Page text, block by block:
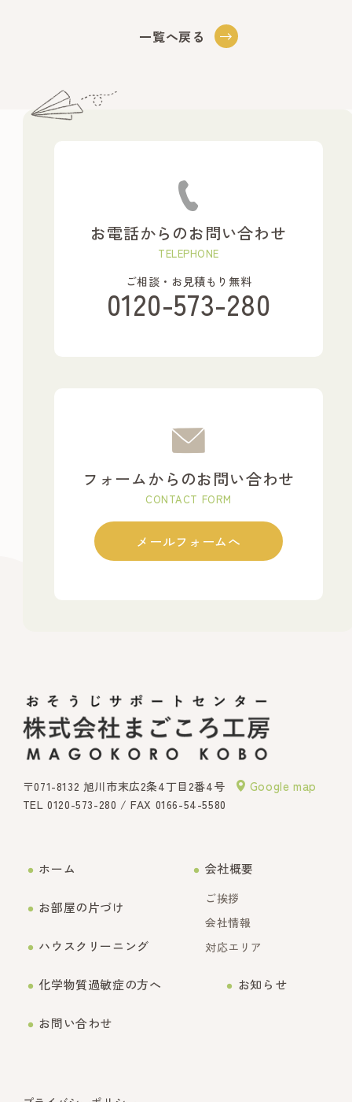
一覧へ戻る
お電話からのお問い合わせ
TELEPHONE
ご相談・お見積もり無料
0120-573-280
フォームからのお問い合わせ
CONTACT FORM
メールフォームへ
〒071-8132 旭川市末広2条4丁目2番4号 Google map
TEL0120-573-280 / FAX 0166-54-5580
ホーム
お部屋の片づけ
ハウスクリーニング
会社概要
ご挨拶
会社情報
対応エリア
化学物質過敏症の方へ お知らせ
お問い合わせ